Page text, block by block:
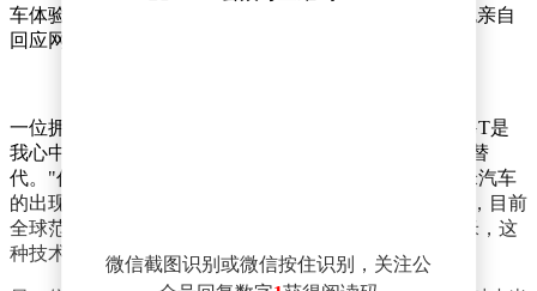
车体验，这款纯血GT车型的市场热度持续攀升，雷军也亲自
回应网友关注，强调真实用户反馈的价值。
一位拥有上百件米家智能设备的车主直言："小米YU7 GT是
我心中的完美座驾，人车家全生态互联带来的体验无可替
代。"作为资深米粉，他家中布满米家智能家电，而小米汽车
的出现让这些设备真正实现了场景贯通。业内人士指出，目前
全球范围内真正打通"人-车-家"生态闭环的厂商仅有小米，这
种技术整合能力已成为其核心竞争力。
微信截图识别或微信按住识别，关注公